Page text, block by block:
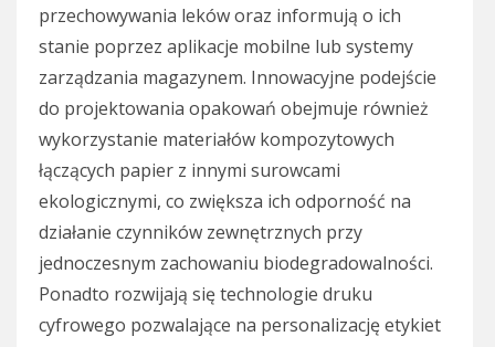
przechowywania leków oraz informują o ich
stanie poprzez aplikacje mobilne lub systemy
zarządzania magazynem. Innowacyjne podejście
do projektowania opakowań obejmuje również
wykorzystanie materiałów kompozytowych
łączących papier z innymi surowcami
ekologicznymi, co zwiększa ich odporność na
działanie czynników zewnętrznych przy
jednoczesnym zachowaniu biodegradowalności.
Ponadto rozwijają się technologie druku
cyfrowego pozwalające na personalizację etykiet